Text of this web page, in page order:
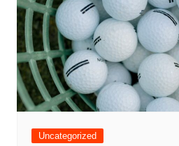
Uncategorized